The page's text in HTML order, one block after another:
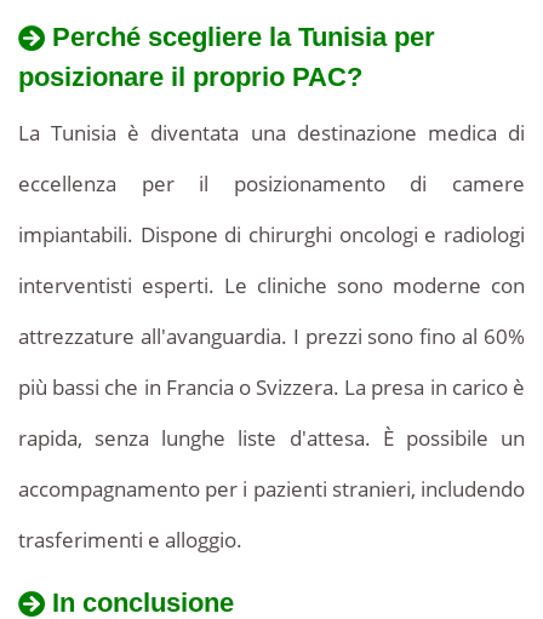
Qual
è
di
un
di
Port-
à-
in
Tunisia?
Il
costo
del
posizionamento
di
una
camera
impiantabile
in
Tunisia
è
molto
Perché scegliere la Tunisia per
posizionare il proprio PAC?
La Tunisia è diventata una destinazione medica di
eccellenza per il posizionamento di camere
impiantabili. Dispone di chirurghi oncologi e radiologi
interventisti esperti. Le cliniche sono moderne con
attrezzature all'avanguardia. I prezzi sono fino al 60%
più bassi che in Francia o Svizzera. La presa in carico è
rapida, senza lunghe liste d'attesa. È possibile un
accompagnamento per i pazienti stranieri, includendo
trasferimenti e alloggio.
In conclusione